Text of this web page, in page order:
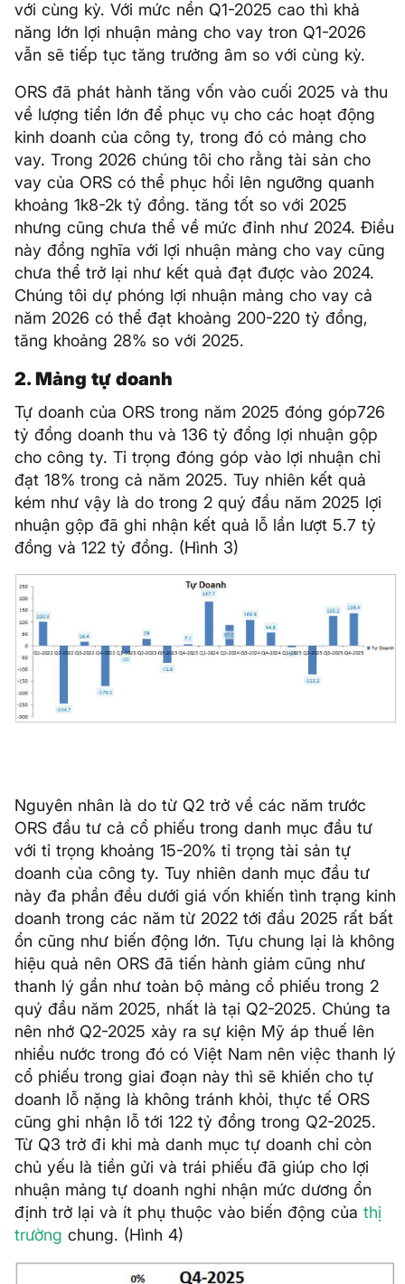
với cùng kỳ. Với mức nền Q1-2025 cao thì khả
năng lớn lợi nhuận mảng cho vay tron Q1-2026
vẫn sẽ tiếp tục tăng trưởng âm so với cùng kỳ.
ORS đã phát hành tăng vốn vào cuối 2025 và thu
về lượng tiền lớn để phục vụ cho các hoạt động
kinh doanh của công ty, trong đó có mảng cho
vay. Trong 2026 chúng tôi cho rằng tài sản cho
vay của ORS có thể phục hổi lên ngưỡng quanh
khoảng 1k8-2k tỷ đồng. tăng tốt so với 2025
nhưng cũng chưa thể về mức đỉnh như 2024. Điều
này đồng nghĩa với lợi nhuận mảng cho vay cũng
chưa thể trở lại như kết quả đạt được vào 2024.
Chúng tôi dự phóng lợi nhuận mảng cho vay cả
năm 2026 có thể đạt khoảng 200-220 tỷ đồng,
tăng khoảng 28% so với 2025.
2. Mảng tự doanh
Tự doanh của ORS trong năm 2025 đóng góp726
tỷ đồng doanh thu và 136 tỷ đồng lợi nhuận gộp
cho công ty. Tỉ trọng đóng góp vào lợi nhuận chỉ
đạt 18% trong cả năm 2025. Tuy nhiên kết quả
kém như vậy là do trong 2 quý đầu năm 2025 lợi
nhuận gộp đã ghi nhận kết quả lỗ lần lượt 5.7 tỷ
đồng và 122 tỷ đồng. (Hình 3)
Nguyên nhân là do từ Q2 trở về các năm trước
ORS đầu tư cả cổ phiếu trong danh mục đầu tư
với tỉ trọng khoảng 15-20% tỉ trọng tài sản tự
doanh của công ty. Tuy nhiên danh mục đầu tư
này đa phần đều dưới giá vốn khiến tình trạng kinh
doanh trong các năm từ 2022 tới đầu 2025 rất bất
ổn cũng như biến động lớn. Tựu chung lại là không
hiệu quả nên ORS đã tiến hành giảm cũng như
thanh lý gần như toàn bộ mảng cổ phiếu trong 2
quý đầu năm 2025, nhất là tại Q2-2025. Chúng ta
nên nhớ Q2-2025 xảy ra sự kiện Mỹ áp thuế lên
nhiều nước trong đó có Việt Nam nên việc thanh lý
cổ phiếu trong giai đoạn này thì sẽ khiến cho tự
doanh lỗ nặng là không tránh khỏi, thực tế ORS
cũng ghi nhận lỗ tới 122 tỷ đồng trong Q2-2025.
Từ Q3 trở đi khi mà danh mục tự doanh chỉ còn
chủ yếu là tiền gửi và trái phiếu đã giúp cho lợi
nhuận mảng tự doanh nghi nhận mức dương ổn
định trở lại và ít phụ thuộc vào biến động của thị
trường chung. (Hình 4)